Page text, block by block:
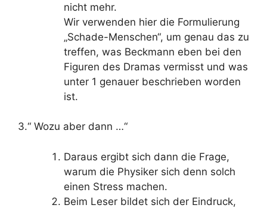
nicht mehr.
Wir verwenden hier die Formulierung
„Schade-Menschen“, um genau das zu
treffen, was Beckmann eben bei den
Figuren des Dramas vermisst und was
unter 1 genauer beschrieben worden
ist.
3.“ Wozu aber dann …“
Daraus ergibt sich dann die Frage,
warum die Physiker sich denn solch
einen Stress machen.
Beim Leser bildet sich der Eindruck,